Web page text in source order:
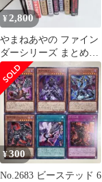
¥2,800
やまねあやの ファイン
ダーシリーズ まとめ★
漫画7冊 小説1冊
¥300
No.2683 ビーステッド 6